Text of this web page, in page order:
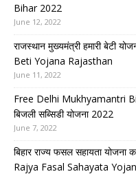
Bihar 2022
June 12, 2022
राजस्थान मुख्यमंत्री हमारी बेटी
Beti Yojana Rajasthan
June 11, 2022
Free Delhi Mukhyamantri
बिजली सब्सिडी योजना 2022
June 7, 2022
बिहार राज्य फसल सहायता
Rajya Fasal Sahayata